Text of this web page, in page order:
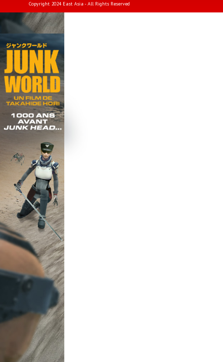
Copyright 2024 East Asia - All Rights Reserved